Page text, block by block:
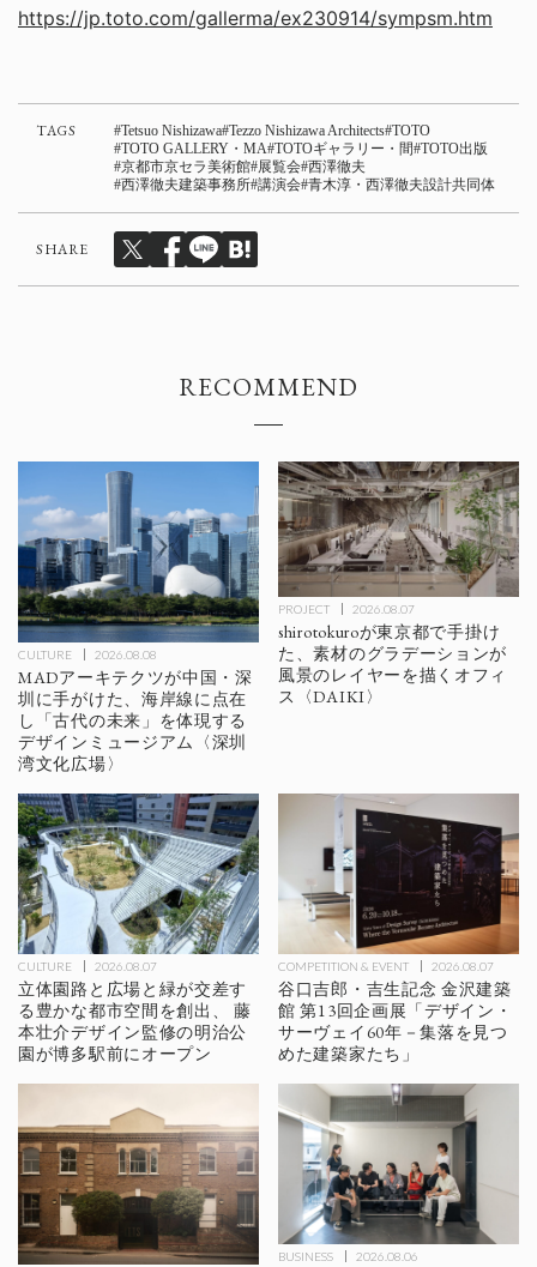
https://jp.toto.com/gallerma/ex230914/sympsm.htm
TAGS Tetsuo Nishizawa Tezzo Nishizawa Architects TOTO
TOTO GALLERY・MA TOTOギャラリー・間 TOTO出版
京都市京セラ美術館 展覧会 西澤徹夫
西澤徹夫建築事務所 講演会 青木淳・西澤徹夫設計共同体
SHARE
RECOMMEND
CULTURE 2026.08.08
MADアーキテクツが中国・深
圳に手がけた、海岸線に点在
し「古代の未来」を体現する
デザインミュージアム〈深圳
湾文化広場〉
PROJECT 2026.08.07
shirotokuroが東京都で手掛け
た、素材のグラデーションが
風景のレイヤーを描くオフィ
ス〈DAIKI〉
CULTURE 2026.08.07
立体園路と広場と緑が交差す
る豊かな都市空間を創出、 藤
本壮介デザイン監修の明治公
園が博多駅前にオープン
COMPETITION & EVENT 2026.08.07
谷口吉郎・吉生記念 金沢建築
館 第13回企画展「デザイン・
サーヴェイ60年－集落を見つ
めた建築家たち」
BUSINESS 2026.08.06